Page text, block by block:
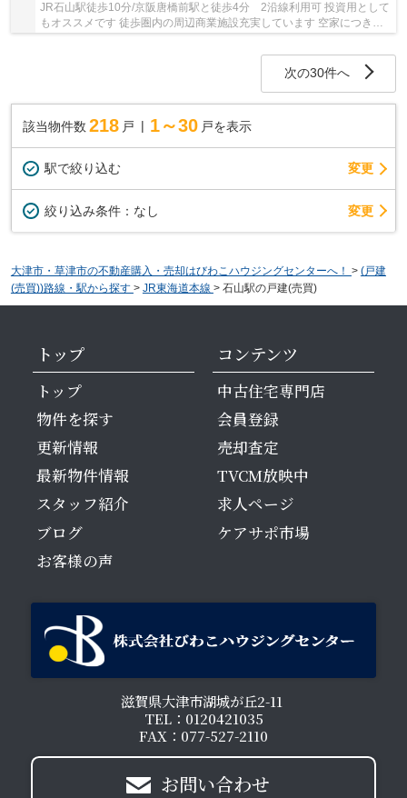
JR石山駅徒歩10分/京阪唐橋前駅と徒歩4分 2沿線利用可 投資用として
もオススメです 徒歩圏内の周辺商業施設充実しています 空家につき即
次の30件へ
該当物件数 218 戸 1～30 戸を表示
駅で絞り込む 変更
絞り込み条件： なし 変更
大津市・草津市の不動産購入・売却はびわこハウジングセンターへ！ > (戸建
(売買))路線・駅から探す > JR東海道本線 > 石山駅の戸建(売買)
トップ
トップ
物件を探す
更新情報
最新物件情報
スタッフ紹介
ブログ
お客様の声
コンテンツ
中古住宅専門店
会員登録
売却査定
TVCM放映中
求人ページ
ケアサポ市場
滋賀県大津市湖城が丘2-11
TEL：0120421035
FAX：077-527-2110
お問い合わせ